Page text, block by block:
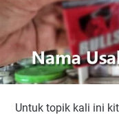
Untuk topik kali ini